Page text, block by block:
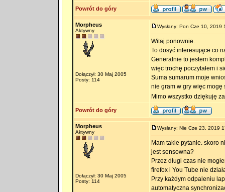
Powrót do góry
Morpheus
Aktywny
Dołączył: 30 Maj 2005
Posty: 114
Wysłany: Pon Cze 10, 2019
Witaj ponownie.
To dosyć interesujące co
Generalnie to jestem
więc trochę poczytałem i
Suma sumarum moje
nie gram w gry więc
Mimo wszystko dziękuję
Powrót do góry
Morpheus
Aktywny
Dołączył: 30 Maj 2005
Posty: 114
Wysłany: Nie Cze 23, 2019
Mam takie pytanie. skoro
jest sensowna?
Przez długi czas nie
firefox i You Tube nie
Przy każdym odpaleniu
automatyczna